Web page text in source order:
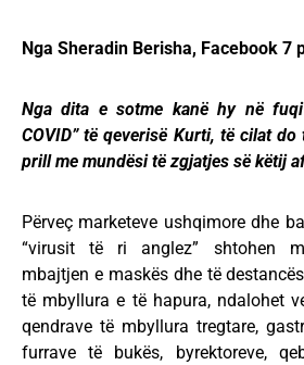
Nga Sheradin Berisha, Facebook 7
Nga dita e sotme kanë hy në
COVID” të qeverisë Kurti, të cilat
prill me mundësi të zgjatjes së këtij
Përveç marketeve ushqimore dhe
“virusit të ri anglez” shtohen
mbajtjen e maskës dhe të
të mbyllura e të hapura, ndalohet
qendrave të mbyllura tregtare,
furrave të bukës, byrektoreve,